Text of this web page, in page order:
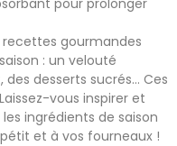
recettes gourmandes
: un velouté
desserts sucrés… Ces
vous inspirer et
ingrédients de saison
et à vos fourneaux !